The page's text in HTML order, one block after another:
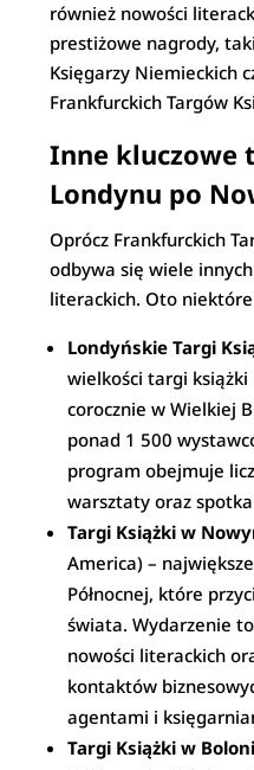
również nowości
prestiżowe nagrody,
Księgarzy Niemieckich
Frankfurckich Targów
Inne kluczowe
Londynu po
Oprócz Frankfurckich
odbywa się wiele
literackich. Oto niektóre
Londyńskie Targi
wielkości targi książki
corocznie w Wielkiej
ponad 1 500
program obejmuje
warsztaty oraz
Targi Książki w
America) –
Północnej, które
świata. Wydarzenie
nowości literackich
kontaktów
agentami i
Targi Książki w